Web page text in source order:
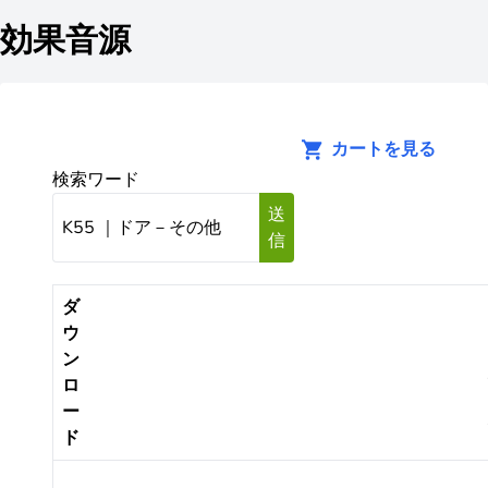
効果音源
カートを見る
検索ワード
送
信
ダ
ウ
ン
ロ
ー
ド